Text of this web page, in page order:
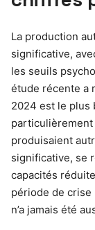
La production
significative,
les seuils
étude récente a
2024 est le plus
particulièrement
produisaient
significative, se
capacités
période de crise
n’a jamais été